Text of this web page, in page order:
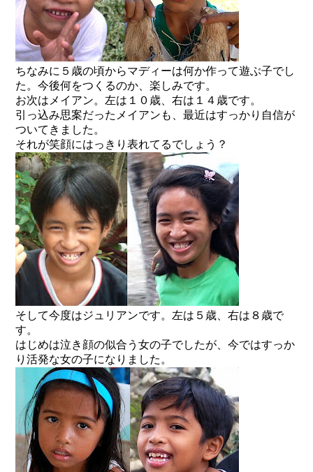
ちなみに５歳の頃からマディーは何か作って遊ぶ子でし
た。今後何をつくるのか、楽しみです。
お次はメイアン。左は１０歳、右は１４歳です。
引っ込み思案だったメイアンも、最近はすっかり自信が
ついてきました。
それが笑顔にはっきり表れてるでしょう？
そして今度はジュリアンです。左は５歳、右は８歳で
す。
はじめは泣き顔の似合う女の子でしたが、今ではすっか
り活発な女の子になりました。